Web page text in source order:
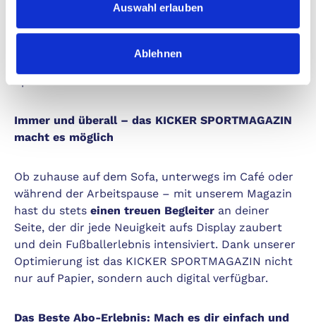
Auswahl erlauben
Ablehnen
und sorgt dafür, dass du immer am Puls der Zeit
bleibst. Die perfekt aufbereitete News,
hintergründige Analysen und brandaktuelle Berichte
Immer und überall – das KICKER SPORTMAGAZIN
macht es möglich
Ob zuhause auf dem Sofa, unterwegs im Café oder
während der Arbeitspause – mit unserem Magazin
hast du stets einen treuen Begleiter an deiner
Seite, der dir jede Neuigkeit aufs Display zaubert
und dein Fußballerlebnis intensiviert. Dank unserer
Optimierung ist das KICKER SPORTMAGAZIN nicht
nur auf Papier, sondern auch digital verfügbar.
Das Beste Abo-Erlebnis: Mach es dir einfach und